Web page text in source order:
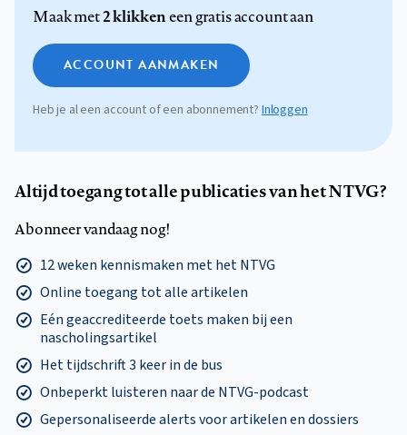
Maak met2 klikkeneen gratis account aan
ACCOUNT AANMAKEN
Heb je al een account of een abonnement? Inloggen
Altijd toegang tot alle publicaties van het NTVG?
Abonneer vandaag nog!
12 weken kennismaken met het NTVG
Online toegang tot alle artikelen
Eén geaccrediteerde toets maken bij een
nascholingsartikel
Het tijdschrift 3 keer in de bus
Onbeperkt luisteren naar de NTVG-podcast
Gepersonaliseerde alerts voor artikelen en dossiers